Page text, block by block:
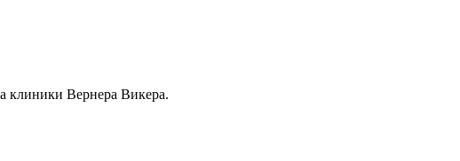
клиники Вернера Викера.